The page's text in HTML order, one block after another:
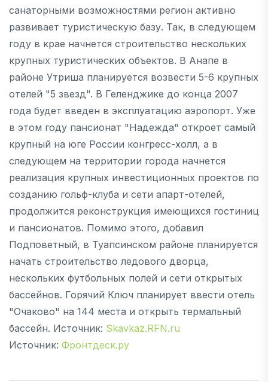
санаторными возможностями регион активно
развивает туристическую базу. Так, в следующем
году в крае начнется строительство нескольких
крупных туристических объектов. В Анапе в
районе Утриша планируется возвести 5-6 крупных
отелей "5 звезд". В Геленджике до конца 2007
года будет введен в эксплуатацию аэропорт. Уже
в этом году пансионат "Надежда" откроет самый
крупный на юге России конгресс-холл, а в
следующем на территории города начнется
реализация крупных инвестиционных проектов по
созданию гольф-клуба и сети апарт-отелей,
продолжится реконструкция имеющихся гостиниц
и пансионатов. Помимо этого, добавил
Подповетный, в Туапсинском районе планируется
начать строительство ледового дворца,
нескольких футбольных полей и сети открытых
бассейнов. Горячий Ключ планирует ввести отель
"Очаково" на 144 места и открыть термальный
бассейн. Источник: Skavkaz.RFN.ru
Источник: Фронтдеск.ру